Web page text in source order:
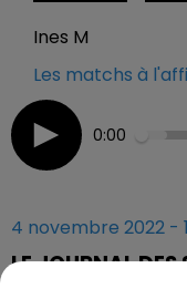
Ines M
Les matchs à
0:00
4 novembre 2022 -
LE JOURNAL